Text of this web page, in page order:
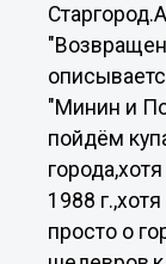
"Минин и
пойдём
1988
просто о